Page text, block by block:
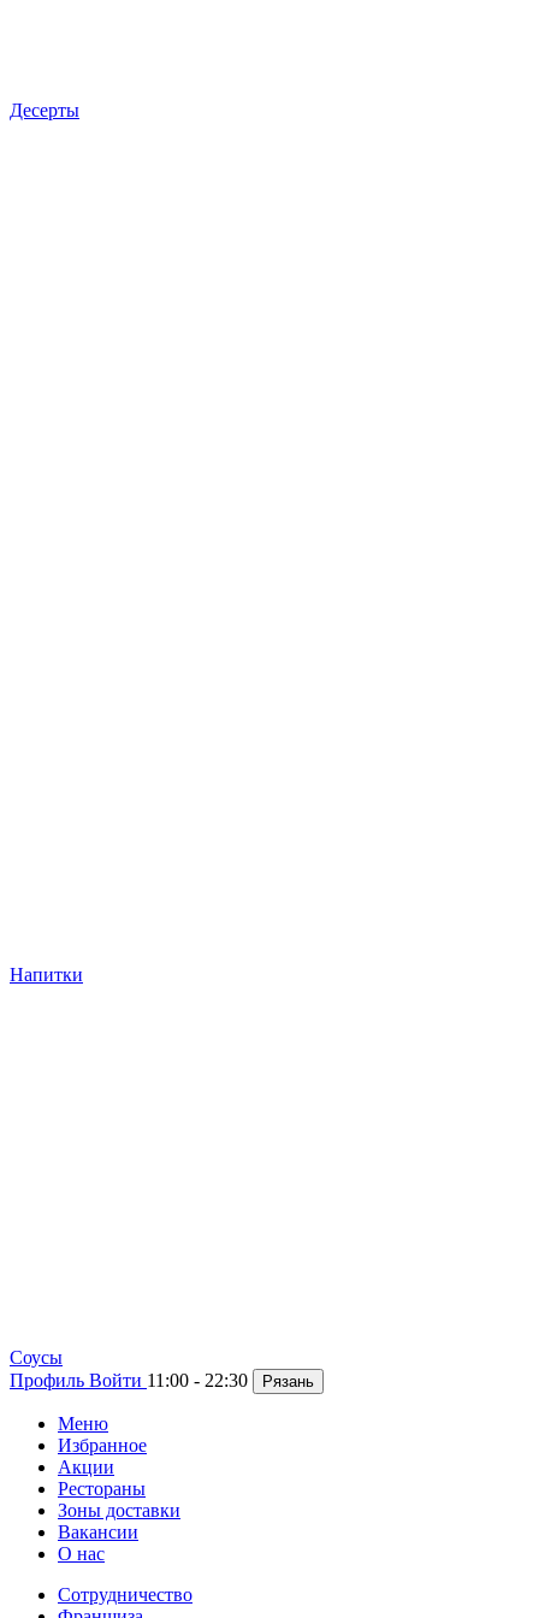
Десерты
Напитки
Cоусы
Профиль Войти 11:00 - 22:30 Рязань
Меню
Избранное
Акции
Рестораны
Зоны доставки
Вакансии
О нас
Сотрудничество